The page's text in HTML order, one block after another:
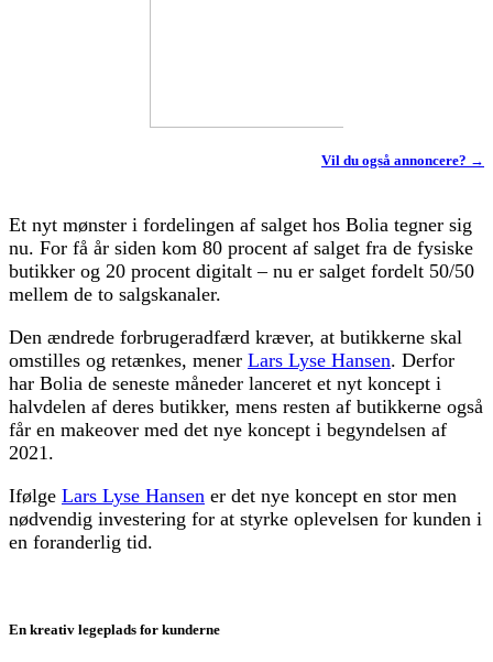
Vil du også annoncere? →
Et nyt mønster i fordelingen af salget hos Bolia tegner sig
nu. For få år siden kom 80 procent af salget fra de fysiske
butikker og 20 procent digitalt – nu er salget fordelt 50/50
mellem de to salgskanaler.
Den ændrede forbrugeradfærd kræver, at butikkerne skal
omstilles og retænkes, mener Lars Lyse Hansen. Derfor
har Bolia de seneste måneder lanceret et nyt koncept i
halvdelen af deres butikker, mens resten af butikkerne også
får en makeover med det nye koncept i begyndelsen af
2021.
Ifølge Lars Lyse Hansen er det nye koncept en stor men
nødvendig investering for at styrke oplevelsen for kunden i
en foranderlig tid.
En kreativ legeplads for kunderne